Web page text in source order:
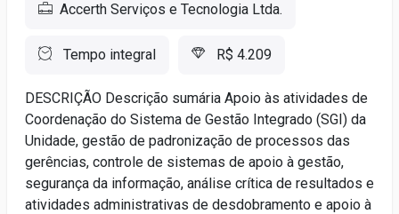
Accerth Serviços e Tecnologia Ltda.
Tempo integral R$ 4.209
DESCRIÇÃO Descrição sumária Apoio às atividades de
Coordenação do Sistema de Gestão Integrado (SGI) da
Unidade, gestão de padronização de processos das
gerências, controle de sistemas de apoio à gestão,
segurança da informação, análise crítica de resultados e
atividades administrativas de desdobramento e apoio à